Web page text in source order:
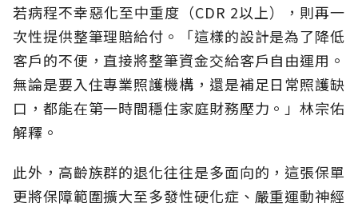
若病程不幸惡化至中重度（CDR 2以上），則再一
次性提供整筆理賠給付。「這樣的設計是為了降低
客戶的不便，直接將整筆資金交給客戶自由運用。
無論是要入住專業照護機構，還是補足日常照護缺
口，都能在第一時間穩住家庭財務壓力。」林宗佑
解釋。
此外，高齡族群的退化往往是多面向的，這張保單
更將保障範圍擴大至多發性硬化症、嚴重運動神經